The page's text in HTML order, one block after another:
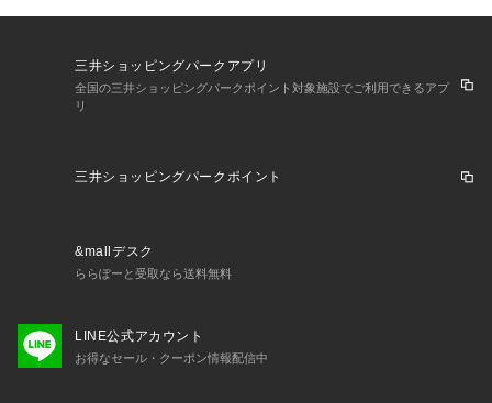
三井ショッピングパークアプリ
全国の三井ショッピングパークポイント対象施設でご利用できるアプ
リ
三井ショッピングパークポイント
&mallデスク
ららぽーと受取なら送料無料
LINE公式アカウント
お得なセール・クーポン情報配信中